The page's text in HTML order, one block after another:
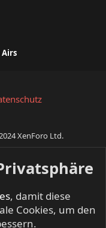
Airs
XenForo Ltd.
, damit diese
Cookies, um den